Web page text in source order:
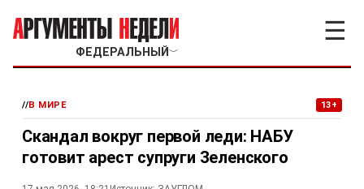
ФЕДЕРАЛЬНЫЙ ﹀
☰
//В МИРЕ 13+
Скандал вокруг первой леди: НАБУ
готовит арест супруги Зеленского